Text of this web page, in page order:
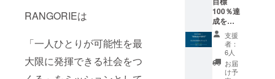
RANGORIEは
「一人ひとりが可能性を最
大限に発揮できる社会をつ
(土)
18:00~
21:00
入退場
自由 ※
アレル
ギーの
有無を
付され
たラベ
ルや注
意書き
をご確
認くだ
さい。
※メール
次回お
買い物
から使
える
10%Off
クーポ
ンコー
普段使
いにも
着用い
ただけ
ます。
《商品
詳細》
生地混
ウエス
トには
やわら
かなゴ
ムを用
い、ゴ
ロつき
100％達
成を祝
して特
別イベ
ントを
開催★
夜の江
支援
者：
6人
お届
け予